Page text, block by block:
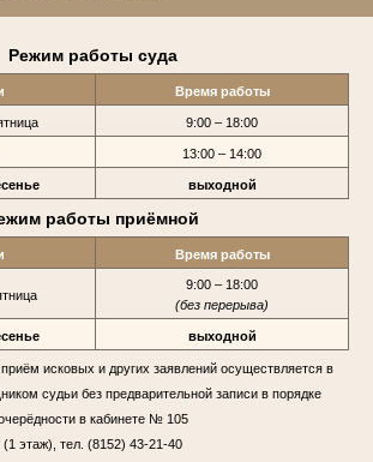
Режим работы суда
Время работы
9:00 – 18:00
13:00 – 14:00
выходной
работы приёмной
Время работы
9:00 – 18:00
(без перерыва)
выходной
исковых и других заявлений осуществляется в
судьи без предварительной записи в порядке
в кабинете № 105
(1 этаж), тел. (8152) 43-21-40